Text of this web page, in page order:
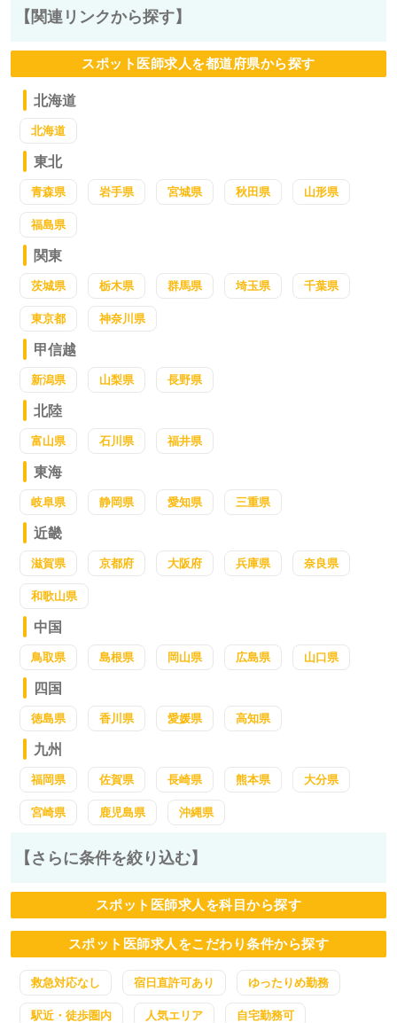
【関連リンクから探す】
スポット医師求人を都道府県から探す
北海道
北海道
東北
青森県 岩手県 宮城県 秋田県 山形県
福島県
関東
茨城県 栃木県 群馬県 埼玉県 千葉県
東京都 神奈川県
甲信越
新潟県 山梨県 長野県
北陸
富山県 石川県 福井県
東海
岐阜県 静岡県 愛知県 三重県
近畿
滋賀県 京都府 大阪府 兵庫県 奈良県
和歌山県
中国
鳥取県 島根県 岡山県 広島県 山口県
四国
徳島県 香川県 愛媛県 高知県
九州
福岡県 佐賀県 長崎県 熊本県 大分県
宮崎県 鹿児島県 沖縄県
【さらに条件を絞り込む】
スポット医師求人を科目から探す
スポット医師求人をこだわり条件から探す
救急対応なし 宿日直許可あり ゆったりめ勤務
駅近・徒歩圏内 人気エリア 自宅勤務可